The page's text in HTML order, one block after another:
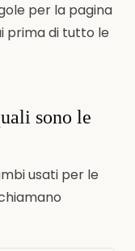
per la pagina
prima di tutto le
sono le
usati per le